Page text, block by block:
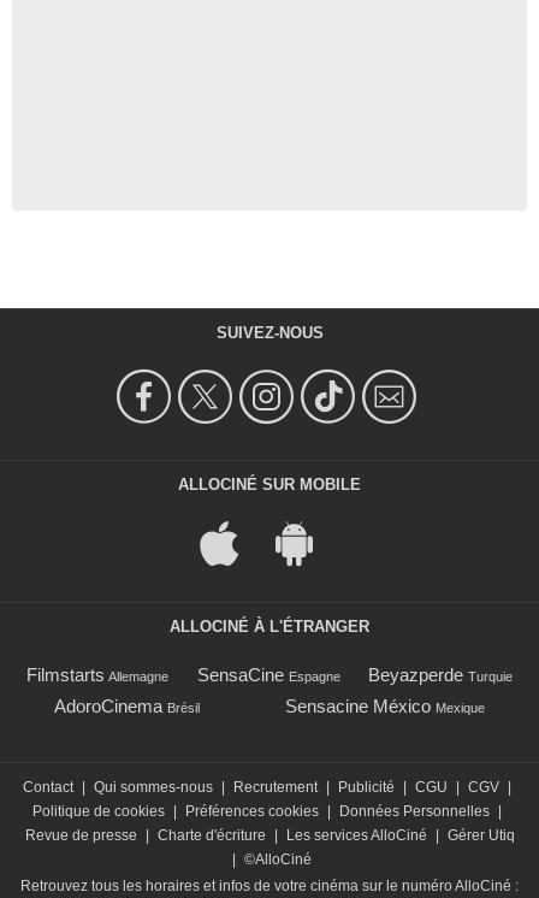
SUIVEZ-NOUS
ALLOCINÉ SUR MOBILE
ALLOCINÉ À L'ÉTRANGER
Filmstarts Allemagne SensaCine Espagne Beyazperde Turquie
AdoroCinema Brésil Sensacine México Mexique
Contact Qui sommes-nous Recrutement Publicité CGU CGV
Politique de cookies
Préférences cookies Données Personnelles
Revue de presse
Charte d'écriture Les services AlloCiné
Gérer Utiq
©AlloCiné
Retrouvez tous les horaires et infos de votre cinéma sur le numéro AlloCiné :